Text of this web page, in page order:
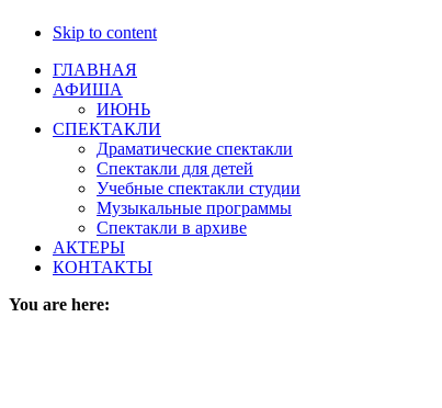
Skip to content
ГЛАВНАЯ
АФИША
ИЮНЬ
СПЕКТАКЛИ
Драматические спектакли
Спектакли для детей
Учебные спектакли студии
Музыкальные программы
Спектакли в архиве
АКТЕРЫ
КОНТАКТЫ
You are here: